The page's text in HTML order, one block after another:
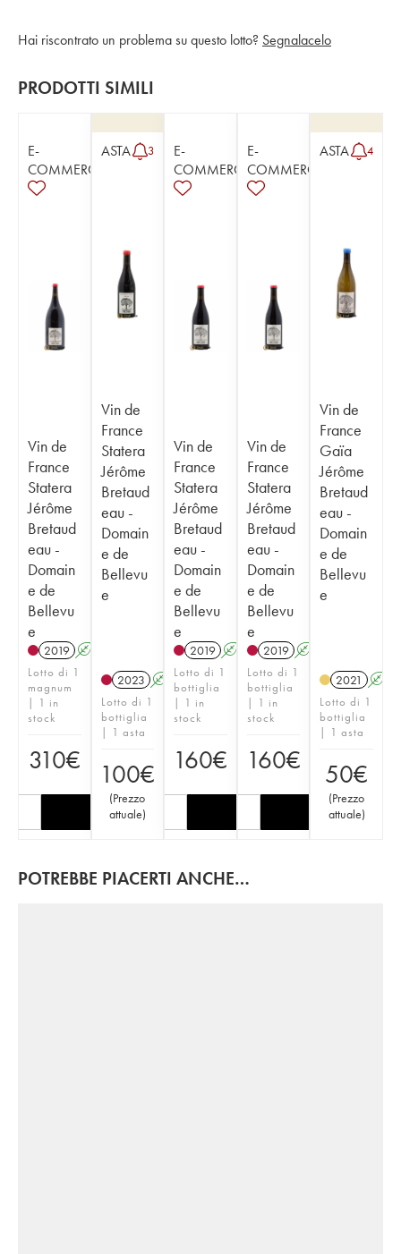
Hai riscontrato un problema su questo lotto? Segnalacelo
PRODOTTI SIMILI
E-
COMMERCE
Vin de
France
Statera
Jérôme
Bretaud
eau -
Domain
e de
Bellevu
e
2019 A
Lotto di 1
magnum
| 1 in
stock
310€
ASTA 3
Vin de
France
Statera
Jérôme
Bretaud
eau -
Domain
e de
Bellevu
e
2023 A
Lotto di 1
bottiglia
| 1 asta
100€
(Prezzo
attuale)
E-
COMMERCE
Vin de
France
Statera
Jérôme
Bretaud
eau -
Domain
e de
Bellevu
e
2019 A
Lotto di 1
bottiglia
| 1 in
stock
160€
E-
COMMERCE
Vin de
France
Statera
Jérôme
Bretaud
eau -
Domain
e de
Bellevu
e
2019 A
Lotto di 1
bottiglia
| 1 in
stock
160€
ASTA 4
Vin de
France
Gaïa
Jérôme
Bretaud
eau -
Domain
e de
Bellevu
e
2021 A
Lotto di 1
bottiglia
| 1 asta
50€
(Prezzo
attuale)
POTREBBE PIACERTI ANCHE…